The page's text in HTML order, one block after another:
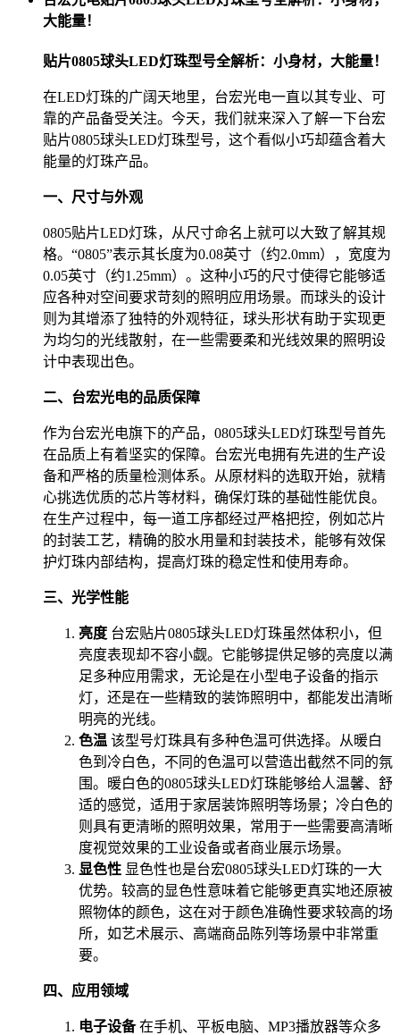
大能量！
贴片0805球头LED灯珠型号全解析：小身材，大能量！
在LED灯珠的广阔天地里，台宏光电一直以其专业、可
靠的产品备受关注。今天，我们就来深入了解一下台宏
贴片0805球头LED灯珠型号，这个看似小巧却蕴含着大
能量的灯珠产品。
一、尺寸与外观
0805贴片LED灯珠，从尺寸命名上就可以大致了解其规
格。“0805”表示其长度为0.08英寸（约2.0mm），宽度为
0.05英寸（约1.25mm）。这种小巧的尺寸使得它能够适
应各种对空间要求苛刻的照明应用场景。而球头的设计
则为其增添了独特的外观特征，球头形状有助于实现更
为均匀的光线散射，在一些需要柔和光线效果的照明设
计中表现出色。
二、台宏光电的品质保障
作为台宏光电旗下的产品，0805球头LED灯珠型号首先
在品质上有着坚实的保障。台宏光电拥有先进的生产设
备和严格的质量检测体系。从原材料的选取开始，就精
心挑选优质的芯片等材料，确保灯珠的基础性能优良。
在生产过程中，每一道工序都经过严格把控，例如芯片
的封装工艺，精确的胶水用量和封装技术，能够有效保
护灯珠内部结构，提高灯珠的稳定性和使用寿命。
三、光学性能
亮度 台宏贴片0805球头LED灯珠虽然体积小，但
亮度表现却不容小觑。它能够提供足够的亮度以满
足多种应用需求，无论是在小型电子设备的指示
灯，还是在一些精致的装饰照明中，都能发出清晰
明亮的光线。
色温 该型号灯珠具有多种色温可供选择。从暖白
色到冷白色，不同的色温可以营造出截然不同的氛
围。暖白色的0805球头LED灯珠能够给人温馨、舒
适的感觉，适用于家居装饰照明等场景；冷白色的
则具有更清晰的照明效果，常用于一些需要高清晰
度视觉效果的工业设备或者商业展示场景。
显色性 显色性也是台宏0805球头LED灯珠的一大
优势。较高的显色性意味着它能够更真实地还原被
照物体的颜色，这在对于颜色准确性要求较高的场
所，如艺术展示、高端商品陈列等场景中非常重
要。
四、应用领域
电子设备在手机、平板电脑、MP3播放器等众多